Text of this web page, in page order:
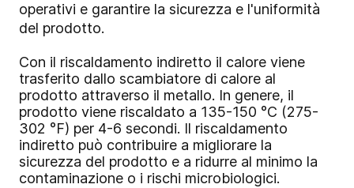
operativi e garantire la sicurezza e l'uniformità
del prodotto.
Con il riscaldamento indiretto il calore viene
trasferito dallo scambiatore di calore al
prodotto attraverso il metallo. In genere, il
prodotto viene riscaldato a 135-150 °C (275-
302 °F) per 4-6 secondi. Il riscaldamento
indiretto può contribuire a migliorare la
sicurezza del prodotto e a ridurre al minimo la
contaminazione o i rischi microbiologici.